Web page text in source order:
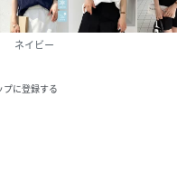
ネイビー
プに登録する